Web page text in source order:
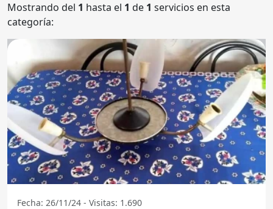
Mostrando del 1 hasta el 1 de 1 servicios en esta
categoría:
Fecha: 26/11/24 - Visitas: 1.690